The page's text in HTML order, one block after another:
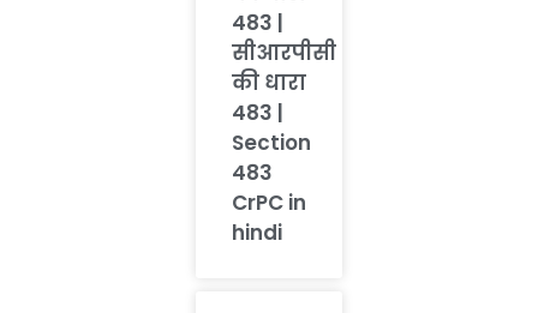
483 |
सीआरपीसी
की धारा
483 |
Section
483
CrPC in
hindi